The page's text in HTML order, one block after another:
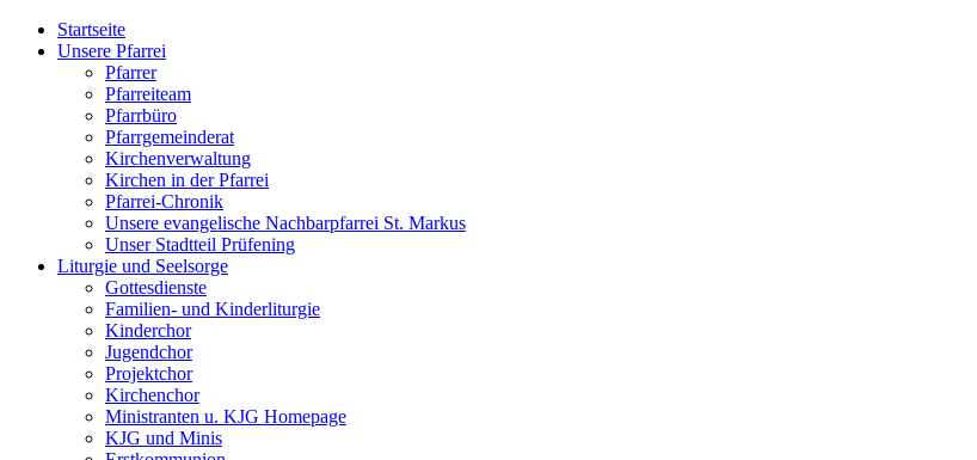
Startseite
Unsere Pfarrei
Pfarrer
Pfarreiteam
Pfarrbüro
Pfarrgemeinderat
Kirchenverwaltung
Kirchen in der Pfarrei
Pfarrei-Chronik
Unsere evangelische Nachbarpfarrei St. Markus
Unser Stadtteil Prüfening
Liturgie und Seelsorge
Gottesdienste
Familien- und Kinderliturgie
Kinderchor
Jugendchor
Projektchor
Kirchenchor
Ministranten u. KJG Homepage
KJG und Minis